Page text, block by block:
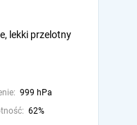
lekki przelotny
999 hPa
62%